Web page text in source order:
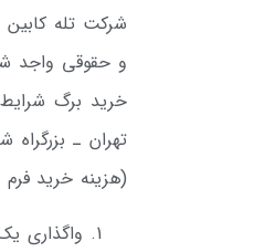
شرکت تله­ کابین
تهران ـ
(هزینه خرید فرم شرایط مبلغ
واگذاری